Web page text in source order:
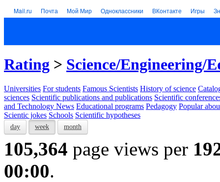
Mail.ru Почта Мой Мир Одноклассники ВКонтакте Игры
Rating > Science/Engineering/
Universities For students Famous Scientists History of science
sciences Scientific publications and publications Scientific
and Technology News Educational programs Pedagogy Popular
Scientic jokes Schools Scientific hypotheses
day week month
105,364 page views per
00:00.